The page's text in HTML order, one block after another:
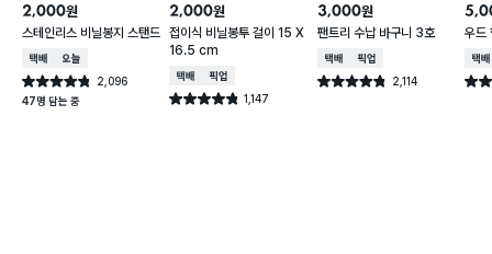
2,000원
스테인리스 비닐봉지 스탠드
택배배송오늘배송
별점 4.8점 2,096
건 작성
47명 담는 중
2,000원
접이식 비닐봉투 걸이 15 X
16.5 cm
택배배송매장픽업
별점 4.8점 1,147
건 작성
3,000원
팬트리 수납 바구니 3호
택배배송매장픽업
별점 4.8점 2,114
건 작성
우드
택배
별점